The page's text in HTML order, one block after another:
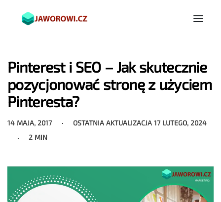
Pinterest i SEO – Jak skutecznie
pozycjonować stronę z użyciem
Pinteresta?
14 MAJA, 2017 OSTATNIA AKTUALIZACJA17 LUTEGO, 2024
2 MIN